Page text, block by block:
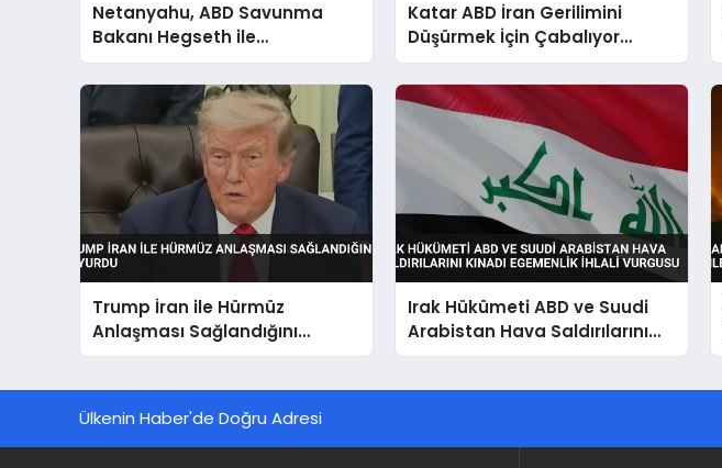
Netanyahu, ABD Savunma
Bakanı Hegseth ile
Washington’da Bir Araya
Geldi
Katar ABD İran Gerilimini
Düşürmek İçin Çabalıyor
Hürmüz Boğazı Önceliği
Trump İran ile Hürmüz
Anlaşması Sağlandığını
Duyurdu
Irak Hükümeti ABD ve Suudi
Arabistan Hava Saldırılarını
Kınadı Egemenlik İhlali
Ülkenin Haber'de Doğru Adresi